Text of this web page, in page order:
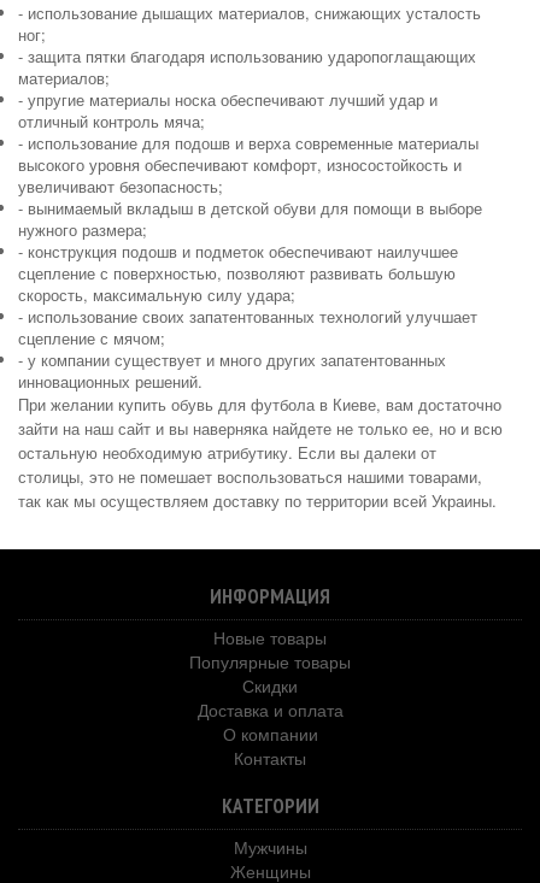
- использование дышащих материалов, снижающих усталость
ног;
- защита пятки благодаря использованию ударопоглащающих
материалов;
- упругие материалы носка обеспечивают лучший удар и
отличный контроль мяча;
- использование для подошв и верха современные материалы
высокого уровня обеспечивают комфорт, износостойкость и
увеличивают безопасность;
- вынимаемый вкладыш в детской обуви для помощи в выборе
нужного размера;
- конструкция подошв и подметок обеспечивают наилучшее
сцепление с поверхностью, позволяют развивать большую
скорость, максимальную силу удара;
- использование своих запатентованных технологий улучшает
сцепление с мячом;
- у компании существует и много других запатентованных
инновационных решений.
При желании купить обувь для футбола в Киеве, вам достаточно
зайти на наш сайт и вы наверняка найдете не только ее, но и всю
остальную необходимую атрибутику. Если вы далеки от
столицы, это не помешает воспользоваться нашими товарами,
так как мы осуществляем доставку по территории всей Украины.
ИНФОРМАЦИЯ
Новые товары
Популярные товары
Скидки
Доставка и оплата
О компании
Контакты
КАТЕГОРИИ
Мужчины
Женщины